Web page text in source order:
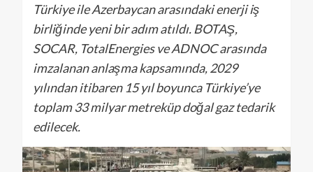
Türkiye ile Azerbaycan arasındaki enerji iş
birliğinde yeni bir adım atıldı. BOTAŞ,
SOCAR, TotalEnergies ve ADNOC arasında
imzalanan anlaşma kapsamında, 2029
yılından itibaren 15 yıl boyunca Türkiye’ye
toplam 33 milyar metreküp doğal gaz tedarik
edilecek.